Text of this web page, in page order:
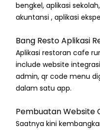
bengkel, aplikasi
akuntansi , aplikasi
Bang Resto Aplikasi
Aplikasi restoran cafe
include website
admin, qr code menu
dalam satu app.
Pembuatan Website
Saatnya kini